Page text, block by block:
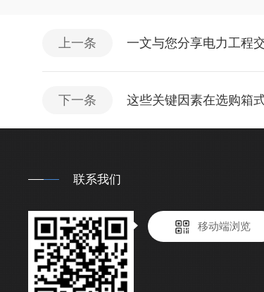
上一条 一文与您分享电力工程
下一条 这些关键因素在选购箱
联系我们
移动端浏览